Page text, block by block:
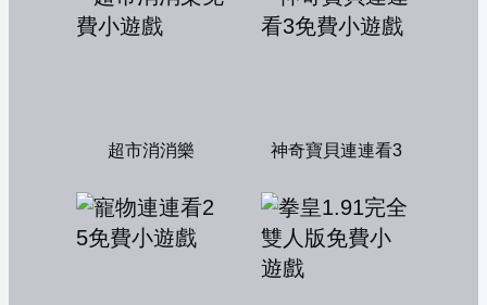
超市消消樂 神奇寶貝連連看3